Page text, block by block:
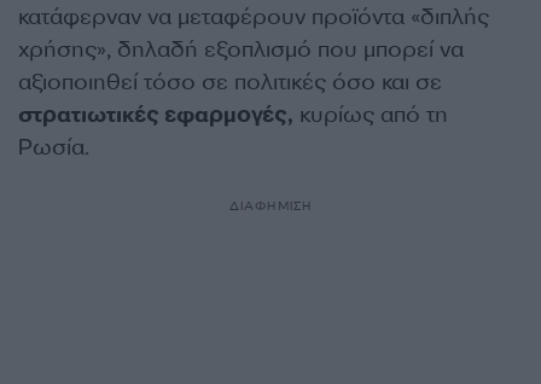
κατάφερναν να μεταφέρουν προϊόντα «διπλής
χρήσης», δηλαδή εξοπλισμό που μπορεί να
αξιοποιηθεί τόσο σε πολιτικές όσο και σε
στρατιωτικές εφαρμογές, κυρίως από τη
Ρωσία.
ΔΙΑΦΗΜΙΣΗ